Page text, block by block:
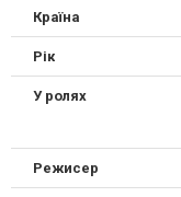
Країна
Рік
У ролях
Режисер